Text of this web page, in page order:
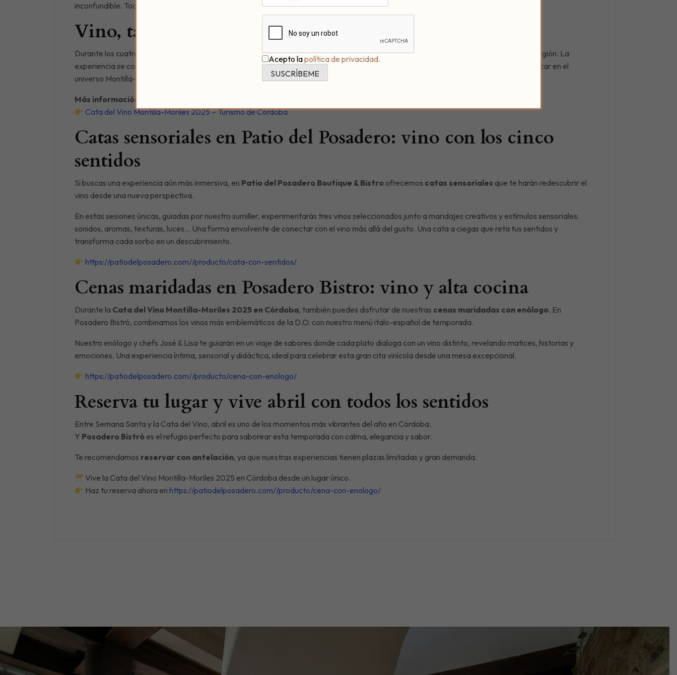
inconfundible. Todo este proceso artesanal los convierte en una joya enológica reconocida a nivel mundial.
Vino, tapas y tradición: todo lo que vivirás en la Cata
Durante los cuatro días del evento, el público podrá degustar vinos directamente de las bodegas, acompañados de tapas típicas de la región. La
experiencia se completa con música en vivo, actividades culturales y catas dirigidas por expertos, ideales para quienes quieran profundizar en el
universo Montilla-Moriles.
Más información oficial del evento:
Cata del Vino Montilla-Moriles 2025 – Turismo de Córdoba
Catas sensoriales en Patio del Posadero: vino con los cinco
sentidos
Si buscas una experiencia aún más inmersiva, en Patio del Posadero Boutique & Bistroofrecemos catas sensoriales que te harán redescubrir el
vino desde una nueva perspectiva.
En estas sesiones únicas, guiadas por nuestro sumiller, experimentarás tres vinos seleccionados junto a maridajes creativos y estímulos sensoriales:
sonidos, aromas, texturas, luces… Una forma envolvente de conectar con el vino más allá del gusto. Una cata a ciegas que reta tus sentidos y
transforma cada sorbo en un descubrimiento.
https://patiodelposadero.com//producto/cata-con-sentidos/
Cenas maridadas en Posadero Bistro: vino y alta cocina
Durante la Cata del Vino Montilla-Moriles 2025 en Córdoba, también puedes disfrutar de nuestras cenas maridadas con enólogo. En
Posadero Bistró, combinamos los vinos más emblemáticos de la D.O. con nuestro menú italo-español de temporada.
Nuestro enólogo y chefs José & Lisa te guiarán en un viaje de sabores donde cada plato dialoga con un vino distinto, revelando matices, historias y
emociones. Una experiencia íntima, sensorial y didáctica, ideal para celebrar esta gran cita vinícola desde una mesa excepcional.
https://patiodelposadero.com//producto/cena-con-enologo/
Reserva tu lugar y vive abril con todos los sentidos
Entre Semana Santa y la Cata del Vino, abril es uno de los momentos más vibrantes del año en Córdoba.
Y Posadero Bistróes el refugio perfecto para saborear esta temporada con calma, elegancia y sabor.
Te recomendamos reservar con antelación, ya que nuestras experiencias tienen plazas limitadas y gran demanda.
Vive la Cata del Vino Montilla-Moriles 2025 en Córdoba desde un lugar único.
Haz tu reserva ahora en https://patiodelposadero.com//producto/cena-con-enologo/
Acepto lapolítica de privacidad.